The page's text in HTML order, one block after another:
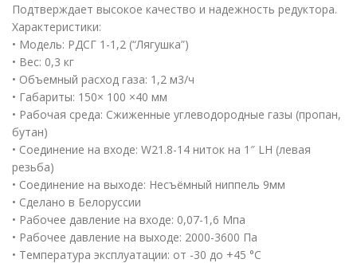
Подтверждает высокое качество и надежность редуктора.
Характеристики:
• Модель: РДСГ 1-1,2 (“Лягушка”)
• Вес: 0,3 кг
• Объемный расход газа: 1,2 м3/ч
• Габариты: 150× 100 ×40 мм
• Рабочая среда: Сжиженные углеводородные газы (пропан,
бутан)
• Соединение на входе: W21.8-14 ниток на 1″ LH (левая
резьба)
• Соединение на выходе: Несъёмный ниппель 9мм
• Сделано в Белоруссии
• Рабочее давление на входе: 0,07-1,6 Мпа
• Рабочее давление на выходе: 2000-3600 Па
• Температура эксплуатации: от -30 до +45 °C